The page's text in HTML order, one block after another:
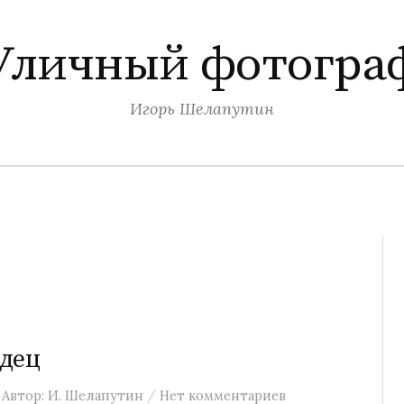
Игорь Шелапутин
Автор: И. Шелапутин / Нет комментариев